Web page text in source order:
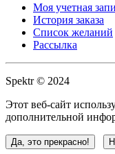
Моя учетная
История заказа
Список желаний
Рассылка
Spektr © 2024
Этот веб-сайт
дополнительной
Да, это прекрасно!